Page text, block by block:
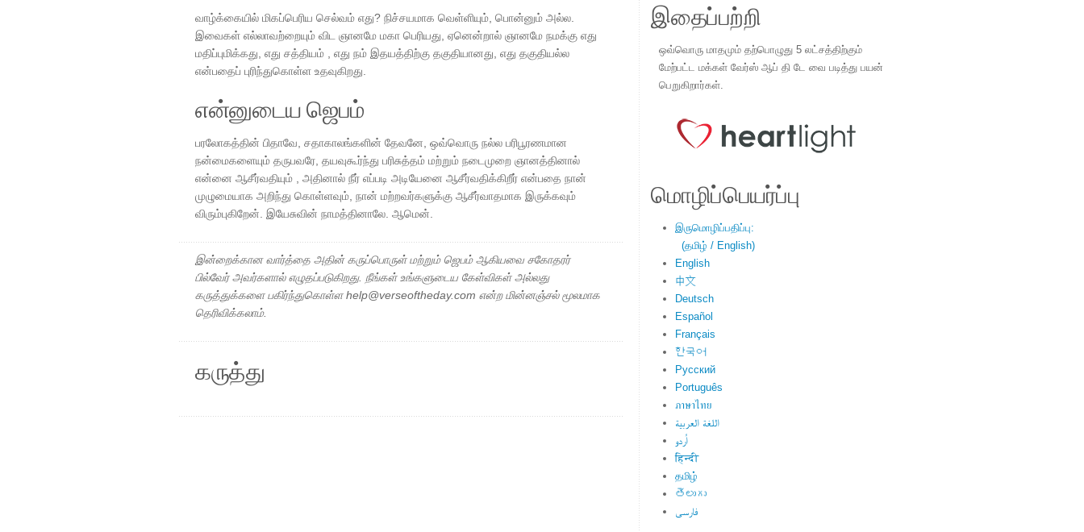
வாழ்க்கையில் மிகப்பெரிய செல்வம் எது? நிச்சயமாக வெள்ளியும், பொன்னும் அல்ல.
இவைகள் எல்லாவற்றையும் விட ஞானமே மகா பெரியது, ஏனென்றால் ஞானமே நமக்கு எது
மதிப்புமிக்கது, எது சத்தியம் , எது நம் இதயத்திற்கு தகுதியானது, எது தகுதியல்ல
என்பதைப் புரிந்துகொள்ள உதவுகிறது.
என்னுடைய ஜெபம்
பரலோகத்தின் பிதாவே, சதாகாலங்களின் தேவனே, ஒவ்வொரு நல்ல பரிபூரணமான
நன்மைகளையும் தருபவரே, தயவுகூர்ந்து பரிசுத்தம் மற்றும் நடைமுறை ஞானத்தினால்
என்னை ஆசீர்வதியும் , அதினால் நீர் எப்படி அடியேனை ஆசீர்வதிக்கிறீர் என்பதை நான்
முழுமையாக அறிந்து கொள்ளவும், நான் மற்றவர்களுக்கு ஆசீர்வாதமாக இருக்கவும்
விரும்புகிறேன். இயேசுவின் நாமத்தினாலே. ஆமென்.
இன்றைக்கான வார்த்தை அதின் கருப்பொருள் மற்றும் ஜெபம் ஆகியவை சகோதரர்
பில்வேர் அவர்களால் எழுதப்படுகிறது. நீங்கள் உங்களுடைய கேள்விகள் அல்லது
கருத்துக்களை பகிர்ந்துகொள்ள help@verseoftheday.com என்ற மின்னஞ்சல் மூலமாக
தெரிவிக்கலாம்.
கருத்து
இதைப்பற்றி
ஒவ்வொரு மாதமும் தற்பொழுது 5 லட்சத்திற்கும்
மேற்பட்ட மக்கள் வேர்ஸ் ஆப் தி டே வை படித்து பயன்
பெறுகிறார்கள்.
மொழிப்பெயர்ப்பு
இருமொழிப்பதிப்பு:
(தமிழ் / English)
English
中文
Deutsch
Español
Français
한국어
Русский
Português
ภาษาไทย
اللغة العربية
اُردو
हिन्दी
தமிழ்
తెలుగు
فارسی